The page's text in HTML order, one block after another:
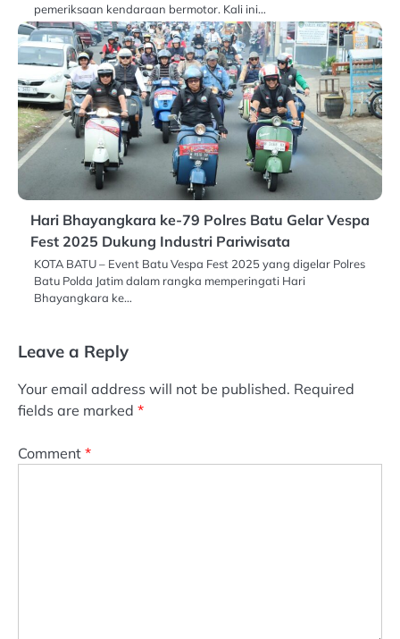
pemeriksaan kendaraan bermotor. Kali ini…
Hari Bhayangkara ke-79 Polres Batu Gelar Vespa
Fest 2025 Dukung Industri Pariwisata
KOTA BATU – Event Batu Vespa Fest 2025 yang digelar Polres
Batu Polda Jatim dalam rangka memperingati Hari
Bhayangkara ke…
Leave a Reply
Your email address will not be published. Required
fields are marked *
Comment *